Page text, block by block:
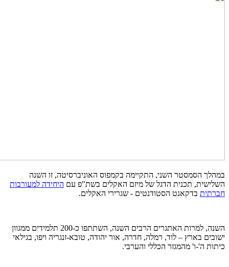
במהלך הסמסטר השני, התקיימה בקמפוס האוניברסיטה, זו השנה
השלישית, תכנית הדגל של מיזם האקלים בשת"פ עם היחידה למעורבות
חברתית בדקאנט הסטודנטים - שגרירי האקלים.
השנה, למרות האתגרים הרבים השנה, השתתפו כ-200 תלמידים ממגוון
ישובים בארץ – לוד, רמלה, חדרה, אור יהודה, טובא-זנגריה ויפו, בגילאי
כיתות ה'-ו' מהמגזר הכללי והערבי.